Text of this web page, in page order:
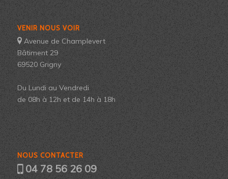
VENIR NOUS VOIR
Avenue de Champlevert
Bâtiment 29
69520 Grigny
Du Lundi au Vendredi
de 08h à 12h et de 14h à 18h
NOUS CONTACTER
04 78 56 26 09